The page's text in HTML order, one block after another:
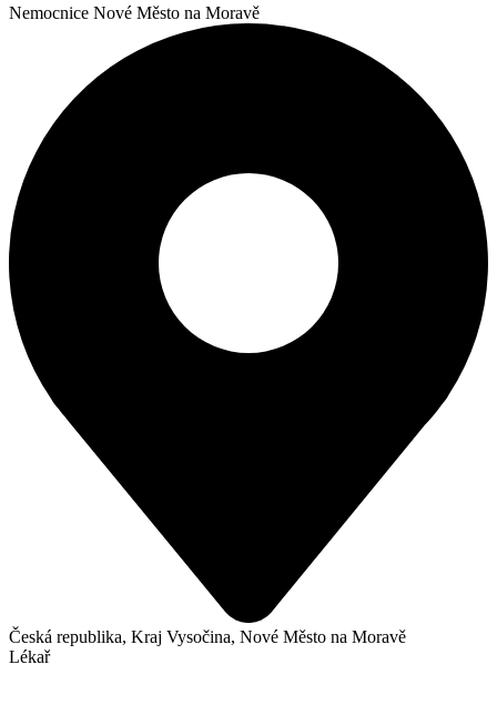
Nemocnice Nové Město na Moravě
Česká republika, Kraj Vysočina, Nové Město na Moravě
Lékař